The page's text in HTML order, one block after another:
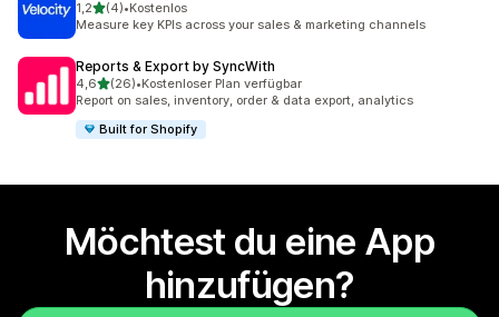
1,2von 5 Sternen
(4)
4 Rezensionen insgesamt
•Kostenlos
Measure key KPIs across your sales & marketing channels
Reports & Export by SyncWith
4,6von 5 Sternen
(26)
26 Rezensionen insgesamt
•Kostenloser Plan verfügbar
Report on sales, inventory, order & data export, analytics
Built for Shopify
Möchtest du eine App
hinzufügen?